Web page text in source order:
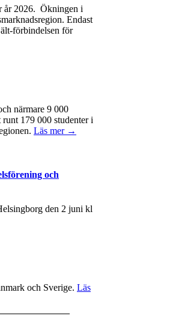
år 2026. Ökningen i
Endast
förbindelsen för
närmare 9 000
179 000 studenter i
Läs mer →
och
den 2 juni kl
och Sverige. Läs